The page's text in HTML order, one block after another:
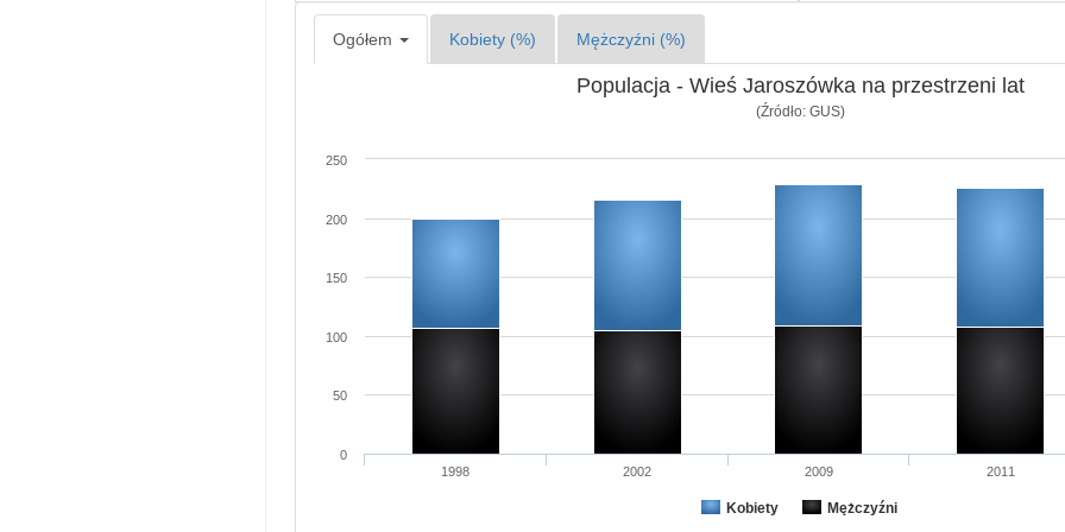
Ogółem Kobiety (%) Mężczyźni (%)
Populacja - Wieś Jaroszówka na przestrzeni lat
(Źródło: GUS)
Kobiety Mężczyźni
1998 2002 2009 2011
0
50
100
150
200
250